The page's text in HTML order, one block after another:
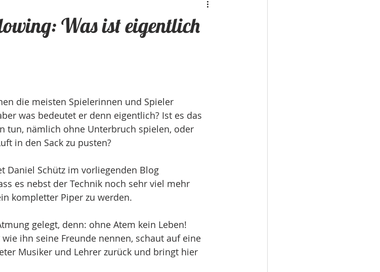
Was ist eigentlich
die meisten Spielerinnen und Spieler
was bedeutet er denn eigentlich? Ist es das
tun, nämlich ohne Unterbruch spielen, oder
in den Sack zu pusten?
Daniel Schütz im vorliegenden Blog
es nebst der Technik noch sehr viel mehr
kompletter Piper zu werden.
gelegt, denn: ohne Atem kein Leben!
ihn seine Freunde nennen, schaut auf eine
Musiker und Lehrer zurück und bringt hier